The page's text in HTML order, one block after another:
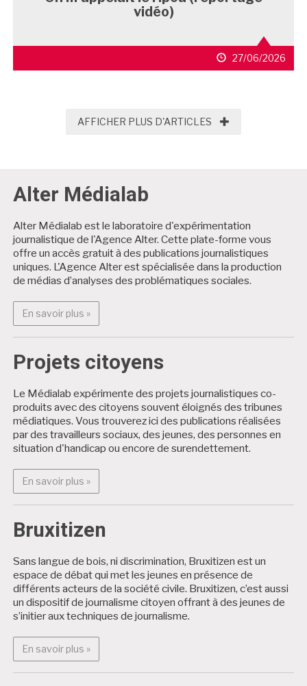
vidéo)
27/06/2026
AFFICHER PLUS D'ARTICLES AFFICHER PLUS
Alter Médialab
Alter Médialab est le laboratoire d'expérimentation
journalistique de l'Agence Alter. Cette plate-forme vous
offre un accès gratuit à des publications journalistiques
uniques. L'Agence Alter est spécialisée dans la production
de médias d’analyses des problématiques sociales.
En savoir plus »En savoir plus : Alter Médialab
Projets citoyens
Le Médialab expérimente des projets journalistiques co-
produits avec des citoyens souvent éloignés des tribunes
médiatiques. Vous trouverez ici des publications réalisées
par des travailleurs sociaux, des jeunes, des personnes en
situation d'handicap ou encore de surendettement.
En savoir plus »En savoir plus : Projets citoyens
Bruxitizen
Sans langue de bois, ni discrimination, Bruxitizen est un
espace de débat qui met les jeunes en présence de
différents acteurs de la société civile. Bruxitizen, c’est aussi
un dispositif de journalisme citoyen offrant à des jeunes de
s’initier aux techniques de journalisme.
En savoir plus »En savoir plus : Bruxitizen